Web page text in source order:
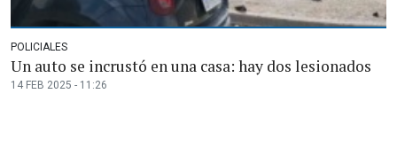
POLICIALES
Un auto se incrustó en una casa: hay dos lesionados
14 FEB 2025 - 11:26